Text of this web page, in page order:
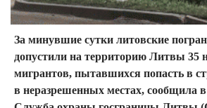
За минувшие сутки литовские
допустили на территорию Литвы 35
мигрантов, пытавшихся попасть в
в неразрешенных местах, сообщила